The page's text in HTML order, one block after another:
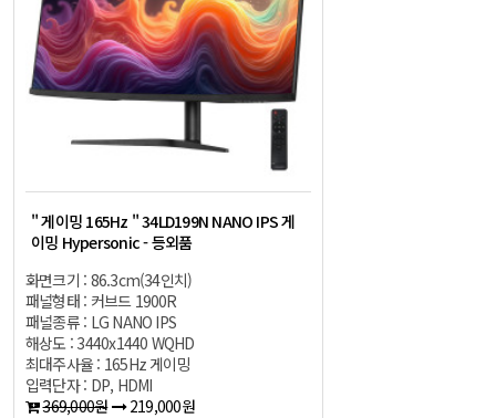
" 게이밍 165Hz " 34LD199N NANO IPS 게
이밍 Hypersonic - 등외품
화면크기 : 86.3cm(34인치)
패널형태 : 커브드 1900R
패널종류 : LG NANO IPS
해상도 : 3440x1440 WQHD
최대주사율 : 165Hz 게이밍
입력단자 : DP, HDMI
369,000원
219,000원